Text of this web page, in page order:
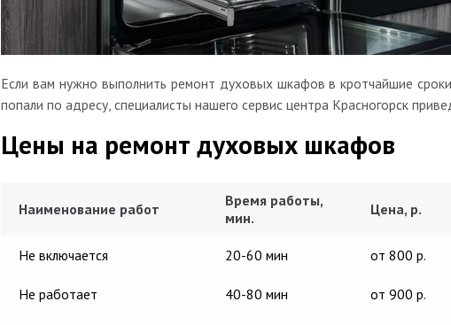
Если вам нужно выполнить ремонт духовых шкафов в кротчайшие
попали по адресу, специалисты нашего сервис центра Красногорск
Цены на ремонт духовых шкафов
Наименование работ
Время работы,
мин.
Цена, р.
Не включается 20-60 мин от 800 р.
Не работает 40-80 мин от 900 р.